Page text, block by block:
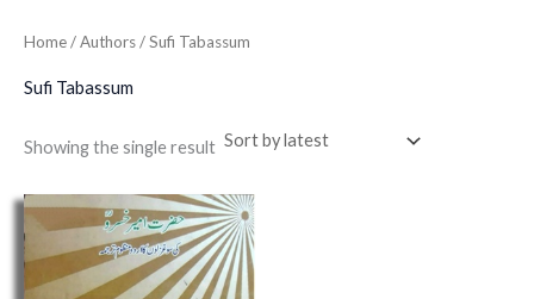
Home/ Authors / Sufi Tabassum
Sufi Tabassum
Showing the single result